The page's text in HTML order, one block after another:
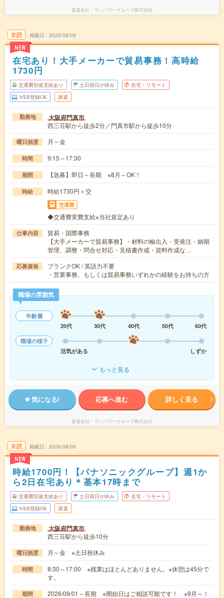
派遣会社 マンパワーグループ株式会社
未読
NEW
掲載日 2026/08/09
在宅あり！大手メーカーで貿易事務！高時給
1730円
交通費別途支給あり 土日祝日が休み 在宅・リモート
WEB登録OK 派遣
勤務地 大阪府門真市
西三荘駅から徒歩2分／門真市駅から徒歩10分
曜日頻度 月～金
時間 9:15～17:30
期間 【急募】即日～長期 ※8月～OK！
時給 時給1730円＋交
交通費
◆交通費実費支給※当社規定あり
仕事内容
貿易・国際事務
【大手メーカーで貿易事務】・材料の輸出入・受発注・納期
管理、調整・問合せ対応・見積書作成・資料作成な…
応募資格
ブランクOK / 英語力不要
・営業事務、もしくは貿易事務いずれかの経験をお持ちの方
職場の雰囲気
年齢層
20代
30代 40代 50代
60代
職場の様子
活気がある
しずか
もっと見る
気になる! 応募へ進む 詳しく見る
派遣会社 マンパワーグループ株式会社
未読
NEW
掲載日 2026/08/09
時給1700円！【パナソニックグループ】週1か
ら2日在宅あり＊基本17時まで
交通費別途支給あり 土日祝日が休み 在宅・リモート
WEB登録OK 派遣
勤務地 大阪府門真市
西三荘駅から徒歩10分
曜日頻度 月～金 ※土日祝休み
時間
8:30～17:00 ※残業はほとんどありません。※休憩は45分で
す。
期間 2026/09/01～長期 ※開始日はご相談可能です！ ※9月～！